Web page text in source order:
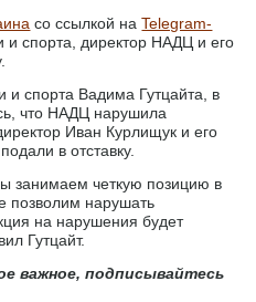
со ссылкой наTelegram-
и спорта, директор НАДЦ и его
спорта Вадима Гутцайта, в
что НАДЦ нарушила
Иван Курлищук и его
в отставку.
занимаем четкую позицию в
позволим нарушать
на нарушения будет
Гутцайт.
важное, подписывайтесь